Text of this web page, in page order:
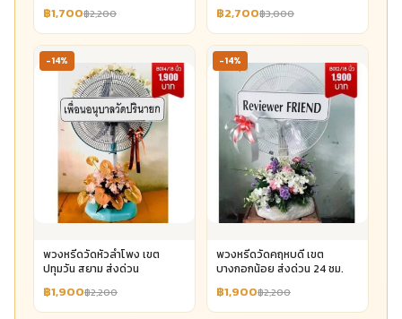
฿1,700฿2,200 ฿2,700฿3,000
-14%
พวงหรีดวัดหัวลำโพง เขต
ปทุมวัน สยาม ส่งด่วน
฿1,900฿2,200
-14%
พวงหรีดวัดคฤหบดี เขต
บางกอกน้อย ส่งด่วน 24 ชม.
฿1,900฿2,200